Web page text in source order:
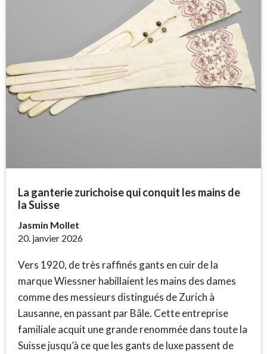
La ganterie zurichoise qui conquit les mains de
la Suisse
Jasmin Mollet
20. janvier 2026
Vers 1920, de très raffinés gants en cuir de la
marque Wiessner habillaient les mains des dames
comme des messieurs distingués de Zurich à
Lausanne, en passant par Bâle. Cette entreprise
familiale acquit une grande renommée dans toute la
Suisse jusqu’à ce que les gants de luxe passent de